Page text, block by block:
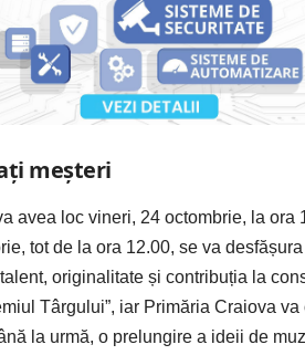
meșteri
avea loc vineri, 24 octombrie, la ora
tot de la ora 12.00, se va
originalitate și contribuția la
Târgului”, iar Primăria Craiova va
la urmă, o prelungire a ideii de